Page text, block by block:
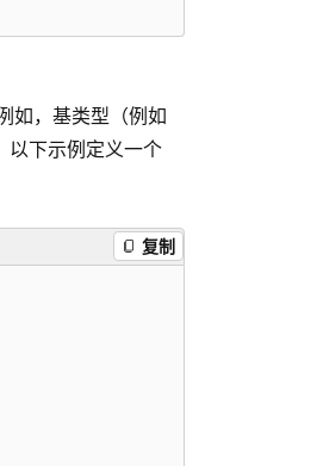
如，基类型（例如
以下示例定义一个
复制